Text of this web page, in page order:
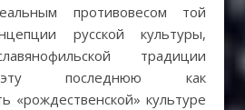
противовесом той
русской культуры,
традиции
эту последнюю как
«рождественской» культуре